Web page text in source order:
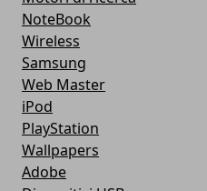
NoteBook
Wireless
Samsung
Web Master
iPod
PlayStation
Wallpapers
Adobe